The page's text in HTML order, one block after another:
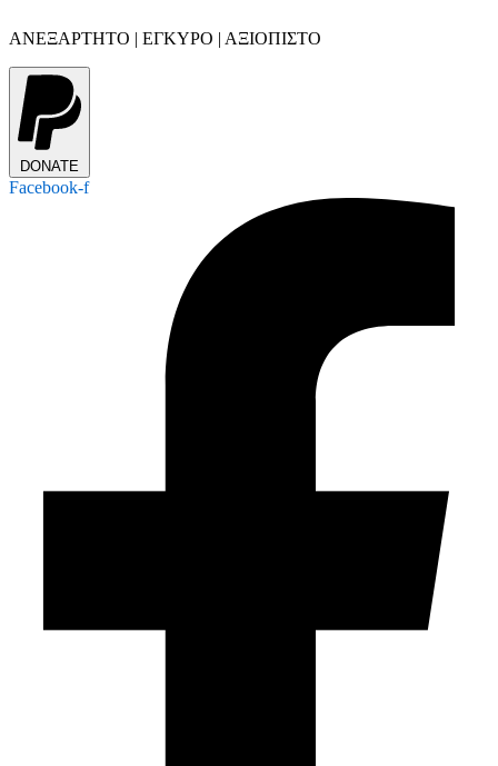
ΑΝΕΞΑΡΤΗΤΟ | ΕΓΚΥΡΟ | ΑΞΙΟΠΙΣΤΟ
DONATE
Facebook-f